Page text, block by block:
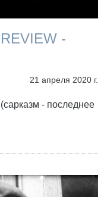
-
21 апреля 2020 г.
- последнее